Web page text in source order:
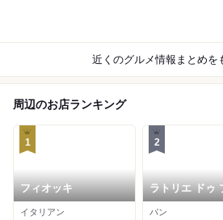
近くのグルメ情報まとめを
周辺のお店ランキング
1
フィオッキ
イタリアン
2
ラトリエ ドゥ
ール
パン